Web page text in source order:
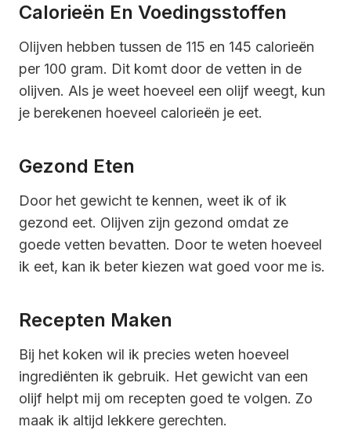
Calorieën En Voedingsstoffen
Olijven hebben tussen de 115 en 145 calorieën
per 100 gram. Dit komt door de vetten in de
olijven. Als je weet hoeveel een olijf weegt, kun
je berekenen hoeveel calorieën je eet.
Gezond Eten
Door het gewicht te kennen, weet ik of ik
gezond eet. Olijven zijn gezond omdat ze
goede vetten bevatten. Door te weten hoeveel
ik eet, kan ik beter kiezen wat goed voor me is.
Recepten Maken
Bij het koken wil ik precies weten hoeveel
ingrediënten ik gebruik. Het gewicht van een
olijf helpt mij om recepten goed te volgen. Zo
maak ik altijd lekkere gerechten.